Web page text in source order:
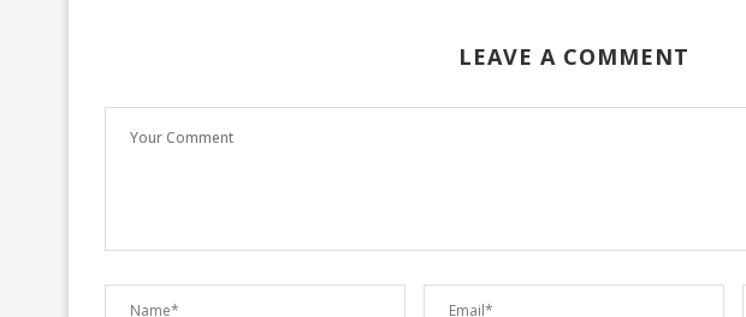
LEAVE A COMMENT